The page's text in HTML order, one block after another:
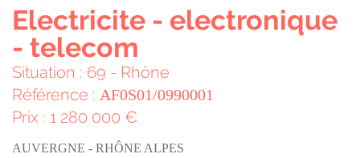
Electricite - electronique
- telecom
Situation : 69 - Rhône
Référence : AF0S01/0990001
Prix : 1 280 000 €
AUVERGNE - RHÔNE ALPES